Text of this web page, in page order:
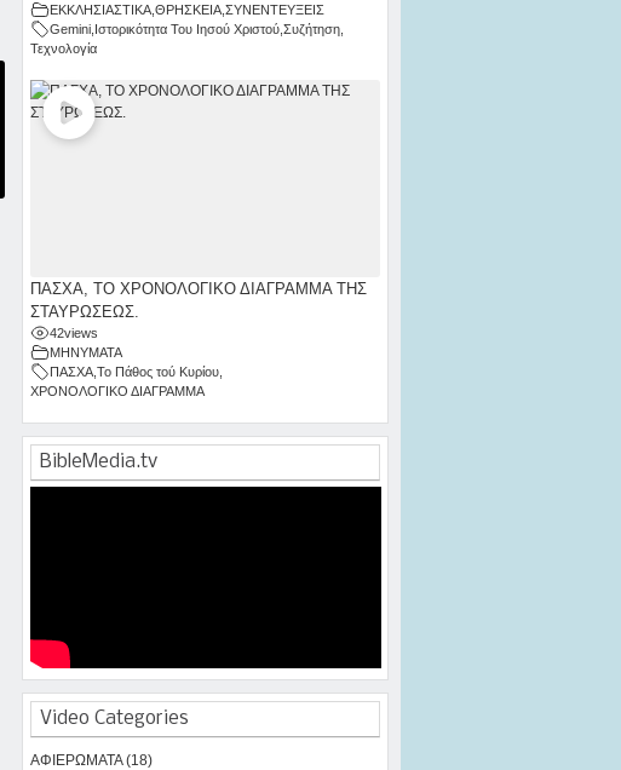
ΕΚΚΛΗΣΙΑΣΤΙΚΑ, ΘΡΗΣΚΕΙΑ, ΣΥΝΕΝΤΕΥΞΕΙΣ
Gemini, Ιστορικότητα Του Ιησού Χριστού, Συζήτηση,
Τεχνολογία
ΠΑΣΧΑ, ΤΟ ΧΡΟΝΟΛΟΓΙΚΟ ΔΙΑΓΡΑΜΜΑ ΤΗΣ
ΣΤΑΥΡΩΣΕΩΣ.
42views
ΜΗΝΥΜΑΤΑ
ΠΑΣΧΑ, Το Πάθος τού Κυρίου,
ΧΡΟΝΟΛΟΓΙΚΟ ΔΙΑΓΡΑΜΜΑ
BibleMedia.tv
Video Categories
ΑΦΙΕΡΩΜΑΤΑ (18)